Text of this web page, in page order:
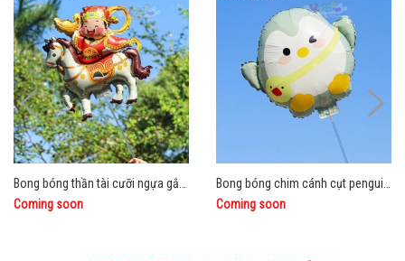
Coming soon
Coming soon